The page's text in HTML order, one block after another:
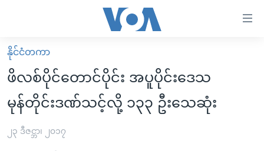
လွယ်ကူ
စေ
သည့်
Link
များ
မူလစာမျက်နှာ
မြန်မာ
ကမ္ဘာ့သတင်းများ
နိုင်ငံတကာ
ဗွီဒီယို
နိုင်ငံတကာ
ဖိလစ်ပိုင်တောင်ပိုင်း အပူပိုင်းဒေသ
မုန်တိုင်းဒဏ်သင့်လို့ ၁၃၃ ဦးသေဆုံး
၂၃ ဒီဇင္ဘာ၊ ၂၀၁၇